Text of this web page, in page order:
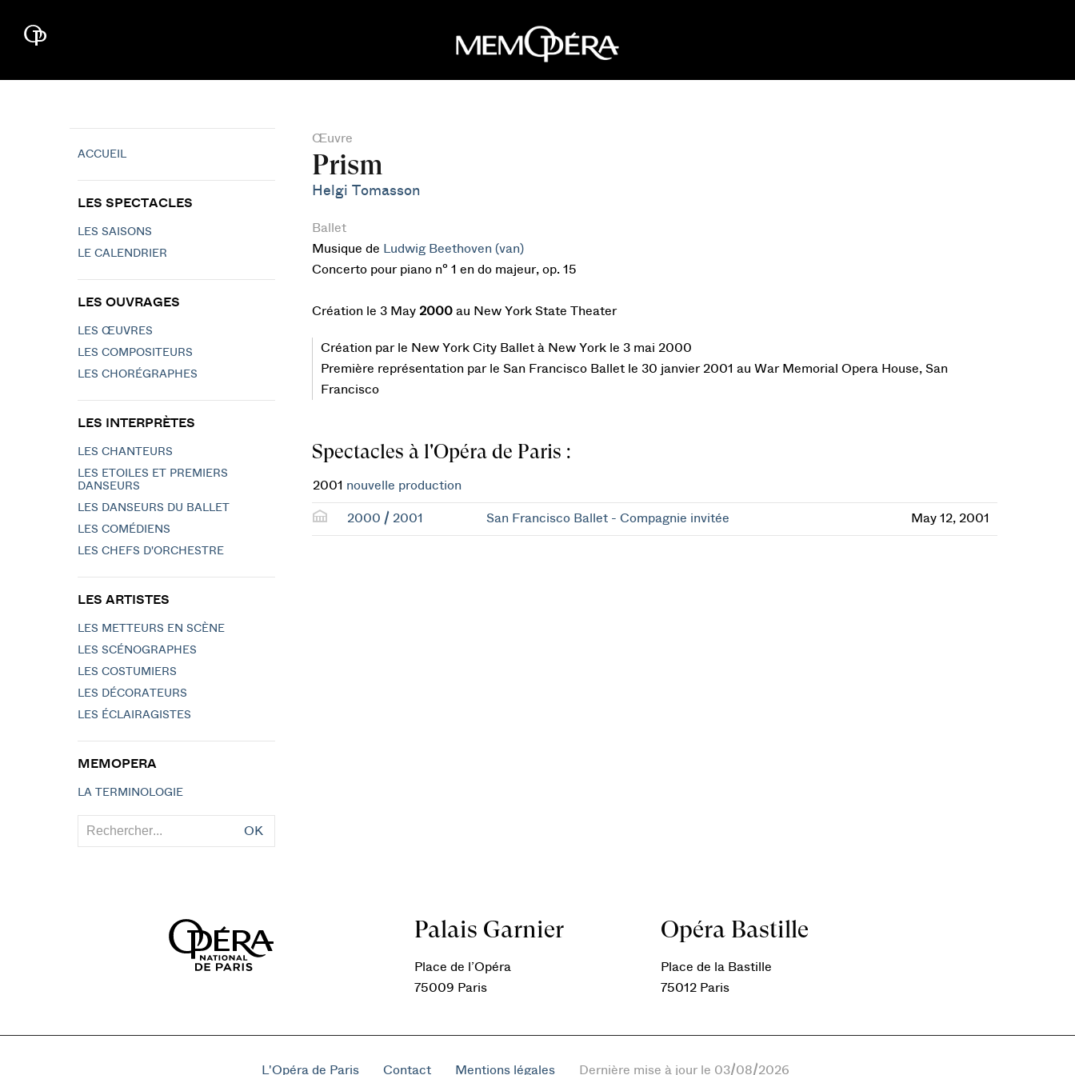
Œuvre
Prism
Helgi Tomasson
Ballet
Musique de
Ludwig Beethoven (van)
Concerto pour piano n° 1 en do majeur, op. 15
Création le 3 May 2000au New York State Theater
Création par le New York City Ballet à New York le 3 mai 2000
Première représentation par le San Francisco Ballet le 30 janvier 2001 au War Memorial Opera House, San
Francisco
Spectacles à l'Opéra de Paris :
2001 nouvelle production
2000 / 2001 San Francisco Ballet - Compagnie invitée May 12, 2001
ACCUEIL
LES SPECTACLES
LES SAISONS
LE CALENDRIER
LES OUVRAGES
LES ŒUVRES
LES COMPOSITEURS
LES CHORÉGRAPHES
LES INTERPRÈTES
LES CHANTEURS
LES ETOILES ET PREMIERS
DANSEURS
LES DANSEURS DU BALLET
LES COMÉDIENS
LES CHEFS D'ORCHESTRE
LES ARTISTES
LES METTEURS EN SCÈNE
LES SCÉNOGRAPHES
LES COSTUMIERS
LES DÉCORATEURS
LES ÉCLAIRAGISTES
MEMOPERA
LA TERMINOLOGIE
OK
Palais Garnier
Place de l’Opéra
75009 Paris
Opéra Bastille
Place de la Bastille
75012 Paris
L'Opéra de Paris Contact Mentions légales Dernière mise à jour le 03/08/2026